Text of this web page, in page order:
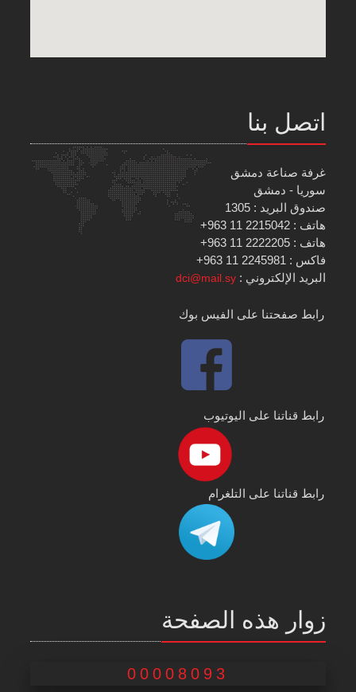
اتصل بنا
غرفة صناعة دمشق
سوريا - دمشق
صندوق البريد : 1305
هاتف : 2215042 11 963+
هاتف : 2222205 11 963+
فاكس : 2245981 11 963+
البريد الإلكتروني :dci@mail.sy
رابط صفحتنا على الفيس بوك
رابط قناتنا على اليوتيوب
رابط قناتنا على التلغرام
زوار هذه الصفحة
00008093